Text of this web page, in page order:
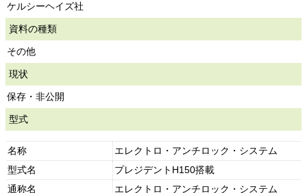
ケルシーヘイズ社
資料の種類
その他
現状
保存・非公開
型式
名称
エレクトロ・アンチロック・システム
型式名
プレジデントH150搭載
通称名
エレクトロ・アンチロック・システム